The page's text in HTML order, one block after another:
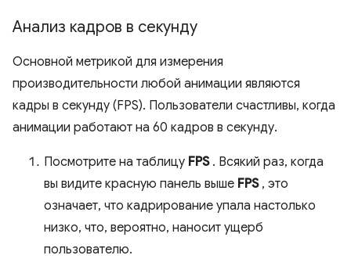
Анализ кадров в секунду
Основной метрикой для измерения
производительности любой анимации являются
кадры в секунду (FPS). Пользователи счастливы, когда
анимации работают на 60 кадров в секунду.
Посмотрите на таблицу FPS. Всякий раз, когда
вы видите красную панель выше FPS, это
означает, что кадрирование упала настолько
низко, что, вероятно, наносит ущерб
пользователю.